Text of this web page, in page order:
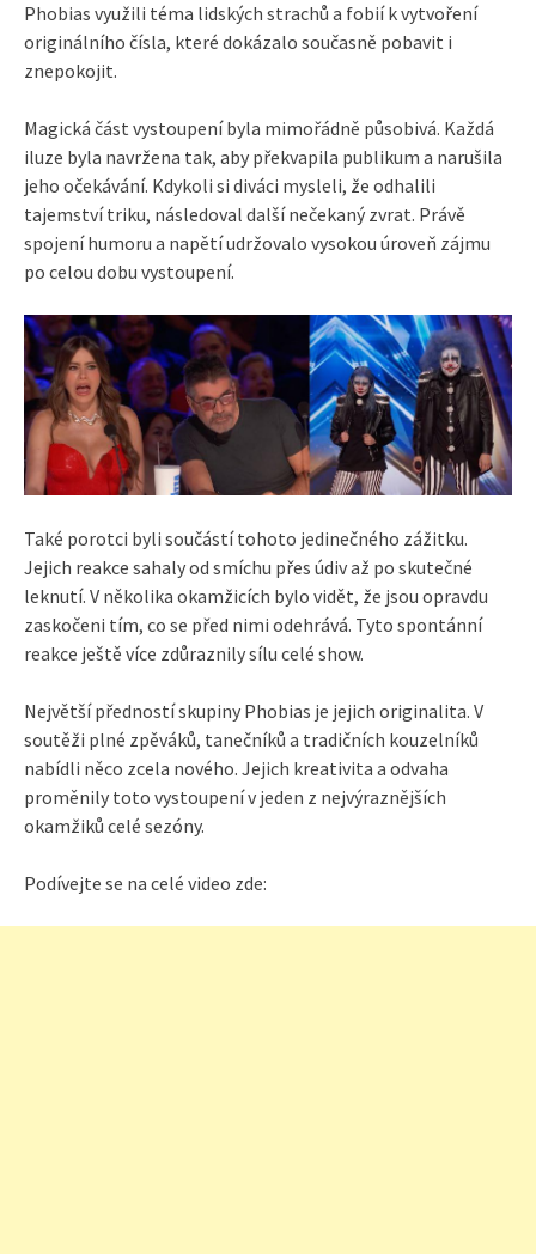
Phobias využili téma lidských strachů a fobií k vytvoření
originálního čísla, které dokázalo současně pobavit i
znepokojit.
Magická část vystoupení byla mimořádně působivá. Každá
iluze byla navržena tak, aby překvapila publikum a narušila
jeho očekávání. Kdykoli si diváci mysleli, že odhalili
tajemství triku, následoval další nečekaný zvrat. Právě
spojení humoru a napětí udržovalo vysokou úroveň zájmu
po celou dobu vystoupení.
Také porotci byli součástí tohoto jedinečného zážitku.
Jejich reakce sahaly od smíchu přes údiv až po skutečné
leknutí. V několika okamžicích bylo vidět, že jsou opravdu
zaskočeni tím, co se před nimi odehrává. Tyto spontánní
reakce ještě více zdůraznily sílu celé show.
Největší předností skupiny Phobias je jejich originalita. V
soutěži plné zpěváků, tanečníků a tradičních kouzelníků
nabídli něco zcela nového. Jejich kreativita a odvaha
proměnily toto vystoupení v jeden z nejvýraznějších
okamžiků celé sezóny.
Podívejte se na celé video zde: